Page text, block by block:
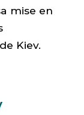
mise en
Kiev.